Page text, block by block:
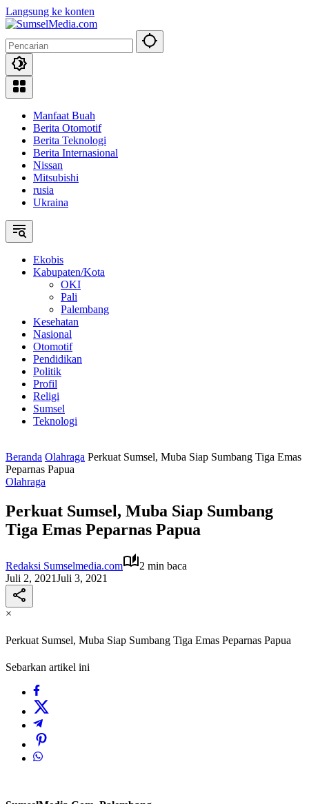
Langsung ke konten
Manfaat Buah
Berita Otomotif
Berita Teknologi
Berita Internasional
Nissan
Mitsubishi
rusia
Ukraina
Ekobis
Kabupaten/Kota
OKI
Pali
Palembang
Kesehatan
Nasional
Otomotif
Pendidikan
Politik
Profil
Religi
Sumsel
Teknologi
Beranda Olahraga Perkuat Sumsel, Muba Siap Sumbang Tiga Emas
Peparnas Papua
Olahraga
Perkuat Sumsel, Muba Siap Sumbang
Tiga Emas Peparnas Papua
Redaksi Sumselmedia.com
2 min baca
Juli 2, 2021Juli 3, 2021
×
Perkuat Sumsel, Muba Siap Sumbang Tiga Emas Peparnas Papua
Sebarkan artikel ini